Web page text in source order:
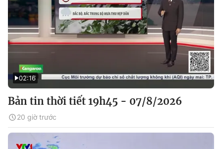
02:16
Bản tin thời tiết 19h45 - 07/8/2026
20 giờ trước